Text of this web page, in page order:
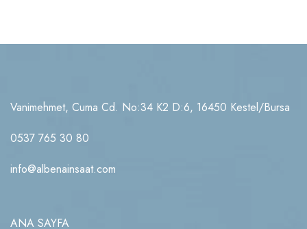
Vanimehmet, Cuma Cd. No:34 K2 D:6, 16450 Kestel/Bursa
0537 765 30 80
info@albenainsaat.com
ANA SAYFA